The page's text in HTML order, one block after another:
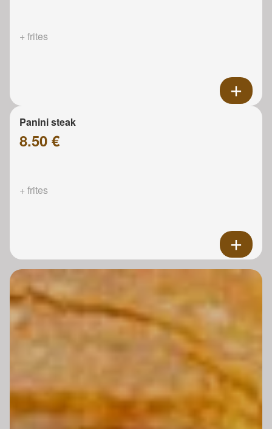
+ frites
Panini steak
8.50 €
+ frites